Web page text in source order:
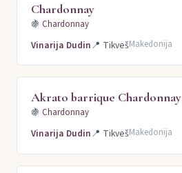
Chardonnay
🍇 Chardonnay
Vinarija Dudin📍 TikvešMakedonija
Akrato barrique Chardonnay
🍇 Chardonnay
Vinarija Dudin📍 TikvešMakedonija